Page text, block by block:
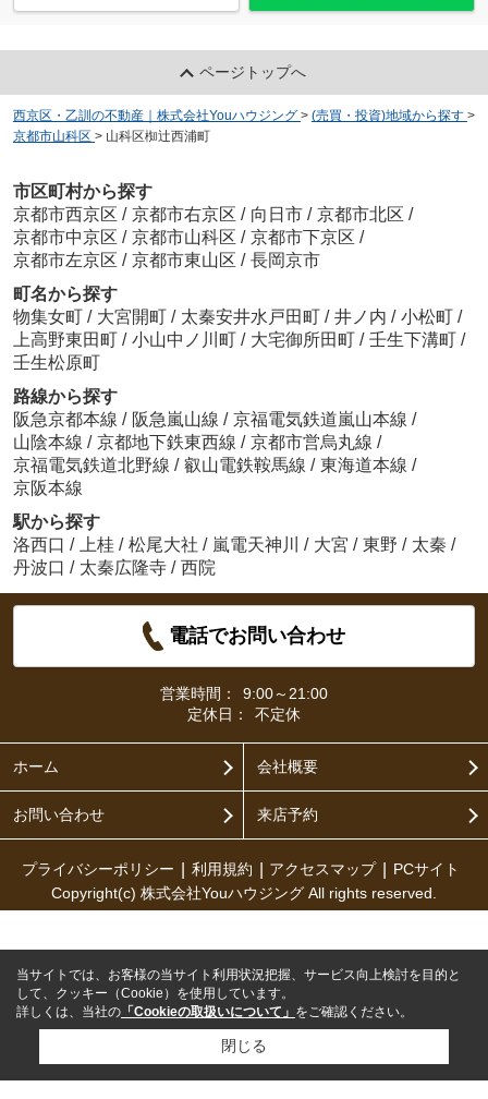
ページトップへ
西京区・乙訓の不動産｜株式会社Youハウジング > (売買・投資)地域から探す >
京都市山科区 > 山科区椥辻西浦町
市区町村から探す
京都市西京区 / 京都市右京区 / 向日市 / 京都市北区 /
京都市中京区 / 京都市山科区 / 京都市下京区 /
京都市左京区 / 京都市東山区 / 長岡京市
町名から探す
物集女町 / 大宮開町 / 太秦安井水戸田町 / 井ノ内 / 小松町 /
上高野東田町 / 小山中ノ川町 / 大宅御所田町 / 壬生下溝町 /
壬生松原町
路線から探す
阪急京都本線 / 阪急嵐山線 / 京福電気鉄道嵐山本線 /
山陰本線 / 京都地下鉄東西線 / 京都市営烏丸線 /
京福電気鉄道北野線 / 叡山電鉄鞍馬線 / 東海道本線 /
京阪本線
駅から探す
洛西口 / 上桂 / 松尾大社 / 嵐電天神川 / 大宮 / 東野 / 太秦 /
丹波口 / 太秦広隆寺 / 西院
電話でお問い合わせ
営業時間：
9:00～21:00
定休日：
不定休
ホーム 会社概要
お問い合わせ 来店予約
プライバシーポリシー 利用規約 アクセスマップ
PCサイト
Copyright(c) 株式会社Youハウジング All rights reserved.
当サイトでは、お客様の当サイト利用状況把握、サービス向上検討を目的と
して、クッキー（Cookie）を使用しています。
詳しくは、当社の 「Cookieの取扱いについて」 をご確認ください。
閉じる